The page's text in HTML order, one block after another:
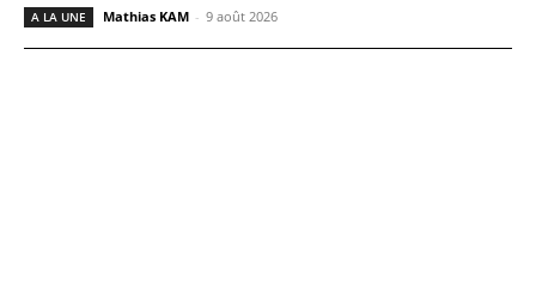
A LA UNE Mathias KAM - 9 août 2026